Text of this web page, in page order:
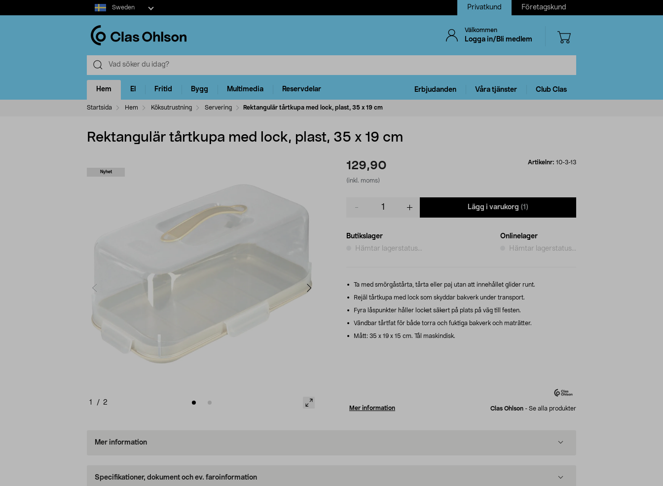
Select
market
Sweden Privatkund Företagskund
Välkommen
Logga in/Bli medlem
Hem El Fritid Bygg Multimedia Reservdelar Erbjudanden Våra tjänster Club Clas
Startsida Hem Köksutrustning Servering Rektangulär tårtkupa med lock, plast, 35 x 19 cm
Rektangulär tårtkupa med lock, plast, 35 x 19 cm
Nyhet
1 / 2
129,90
(inkl. moms)
Artikelnr: 10-3-13
Lägg i varukorg (1)
Butikslager
Hämtar lagerstatus...
Onlinelager
Hämtar lagerstatus...
Ta med smörgåstårta, tårta eller paj utan att innehållet glider runt.
Rejäl tårtkupa med lock som skyddar bakverk under transport.
Fyra låspunkter håller locket säkert på plats på väg till festen.
Vändbar tårtfat för både torra och fuktiga bakverk och maträtter.
Mått: 35 x 19 x 15 cm. Tål maskindisk.
Mer information Clas Ohlson - Se alla produkter
Mer information
Specifikationer, dokument och ev. faroinformation